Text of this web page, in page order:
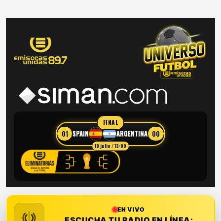
FINAL
01 SPAIN ARGENTINA 00
19 julio / 13:00
EN VIVO